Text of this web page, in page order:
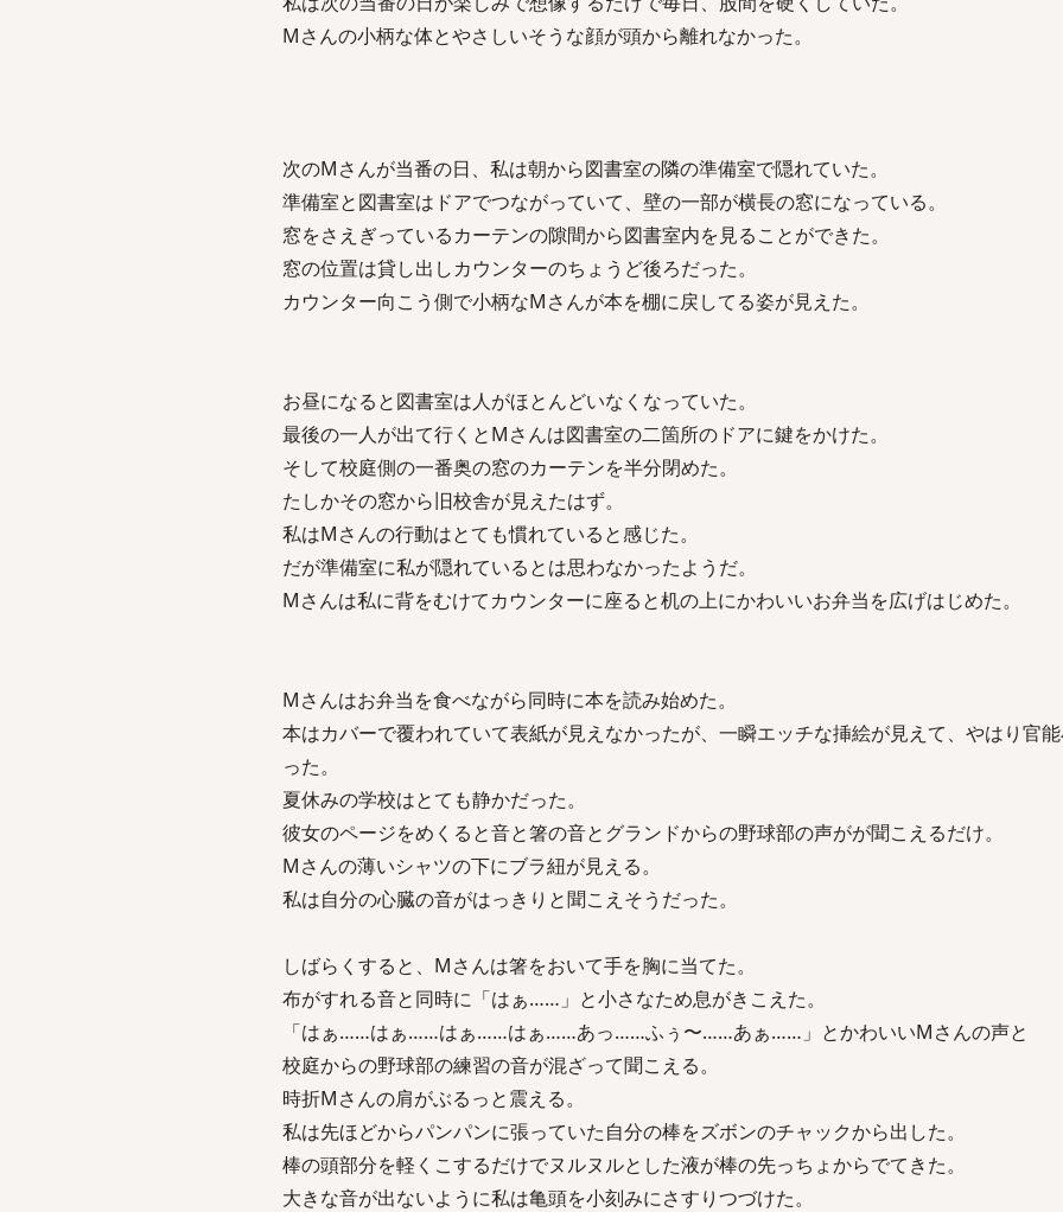
Mさんの小柄な体とやさしいそうな顔が頭から離れなかった。
次のMさんが当番の日、私は朝から図書室の隣の準備室で隠れていた。
準備室と図書室はドアでつながっていて、壁の一部が横長の窓になっている。
窓をさえぎっているカーテンの隙間から図書室内を見ることができた。
窓の位置は貸し出しカウンターのちょうど後ろだった。
カウンター向こう側で小柄なMさんが本を棚に戻してる姿が見えた。
お昼になると図書室は人がほとんどいなくなっていた。
最後の一人が出て行くとMさんは図書室の二箇所のドアに鍵をかけた。
そして校庭側の一番奥の窓のカーテンを半分閉めた。
たしかその窓から旧校舎が見えたはず。
私はMさんの行動はとても慣れていると感じた。
だが準備室に私が隠れているとは思わなかったようだ。
Mさんは私に背をむけてカウンターに座ると机の上にかわいいお弁当を広げはじめた。
Mさんはお弁当を食べながら同時に本を読み始めた。
本はカバーで覆われていて表紙が見えなかったが、一瞬エッチな挿絵が見えて、やはり官
った。
夏休みの学校はとても静かだった。
彼女のページをめくると音と箸の音とグランドからの野球部の声がが聞こえるだけ。
Mさんの薄いシャツの下にブラ紐が見える。
私は自分の心臓の音がはっきりと聞こえそうだった。
しばらくすると、Mさんは箸をおいて手を胸に当てた。
布がすれる音と同時に「はぁ……」と小さなため息がきこえた。
「はぁ……はぁ……はぁ……はぁ……あっ……ふぅ〜……あぁ……」とかわいいMさんの声と
校庭からの野球部の練習の音が混ざって聞こえる。
時折Mさんの肩がぶるっと震える。
私は先ほどからパンパンに張っていた自分の棒をズボンのチャックから出した。
棒の頭部分を軽くこするだけでヌルヌルとした液が棒の先っちょからでてきた。
大きな音が出ないように私は亀頭を小刻みにさすりつづけた。